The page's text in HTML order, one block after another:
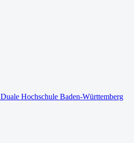
Duale Hochschule Baden-Württemberg